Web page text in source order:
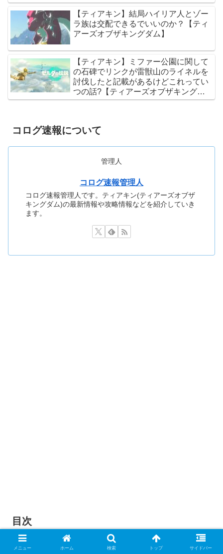
【ティアキン】結局ハイリア人とゾー
ラ族は交配できるでいいのか？【ティ
アーズオブザキングダム】
【ティアキン】ミファー公園に関して
の石碑でリンクが雷獣山のライネルを
討伐したと記載があるけどこれってい
つの話?【ティアーズオブザキングダ
ム】
コログ速報について
管理人
コログ速報管理人
コログ速報管理人です。ティアキン(ティアーズオブザ
キングダム)の最新情報や攻略情報などを紹介していき
ます。
目次
メニュー ホーム 検索 トップ サイドバー